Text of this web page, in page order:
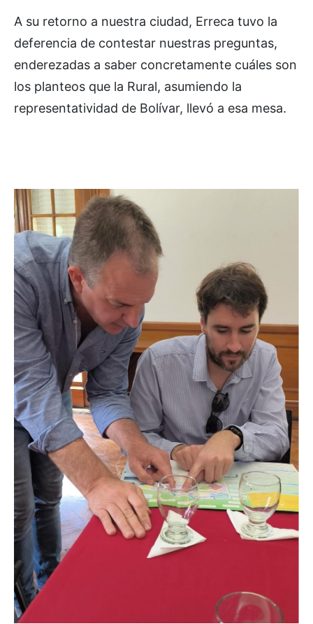
A su retorno a nuestra ciudad, Erreca tuvo la
deferencia de contestar nuestras preguntas,
enderezadas a saber concretamente cuáles son
los planteos que la Rural, asumiendo la
representatividad de Bolívar, llevó a esa mesa.